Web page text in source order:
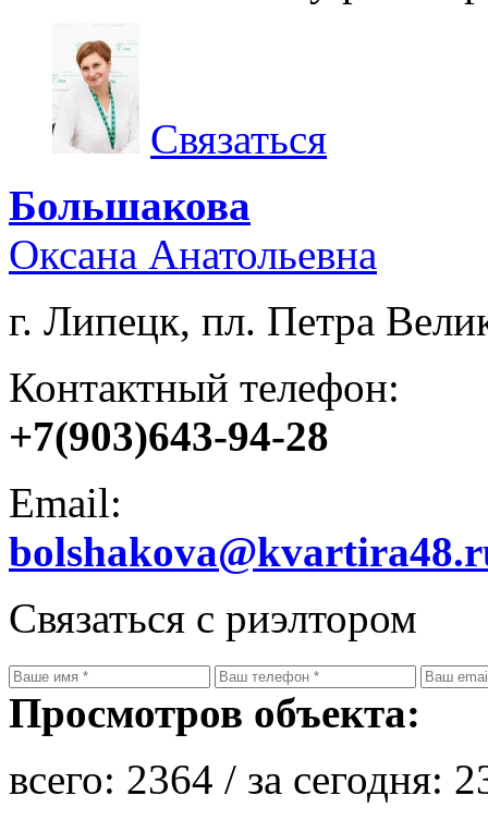
Связаться
Большакова
Оксана Анатольевна
г. Липецк, пл. Петра
Контактный телефон:
+7(903)643-94-28
Email:
Связаться с риэлтором
Просмотров объекта:
всего: 2364 / за сегодня: